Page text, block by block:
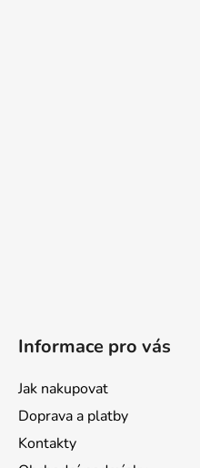
Informace pro vás
Jak nakupovat
Doprava a platby
Kontakty